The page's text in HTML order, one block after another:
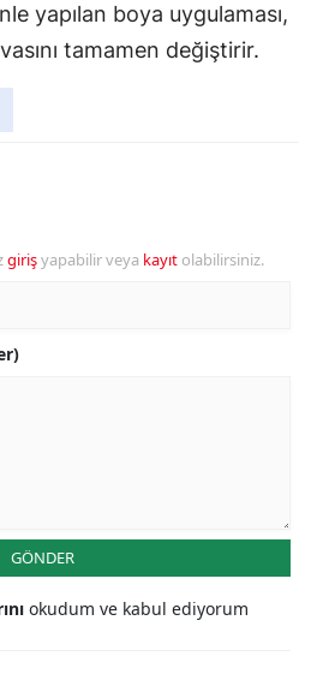
yapılan boya uygulaması,
tamamen değiştirir.
girişyapabilir veya kayıt olabilirsiniz.
GÖNDER
okudum ve kabul ediyorum